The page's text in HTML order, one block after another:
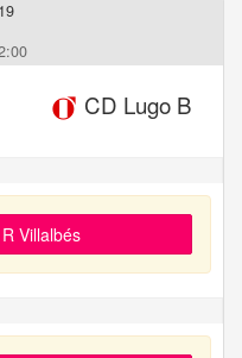
CD Lugo B
Villalbés